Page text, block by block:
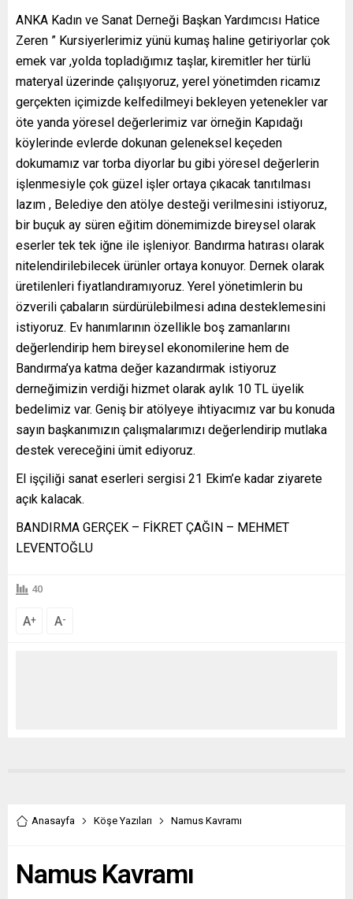
ANKA Kadın ve Sanat Derneği Başkan Yardımcısı Hatice
Zeren ” Kursiyerlerimiz yünü kumaş haline getiriyorlar çok
emek var ,yolda topladığımız taşlar, kiremitler her türlü
materyal üzerinde çalışıyoruz, yerel yönetimden ricamız
gerçekten içimizde kelfedilmeyi bekleyen yetenekler var
öte yanda yöresel değerlerimiz var örneğin Kapıdağı
köylerinde evlerde dokunan geleneksel keçeden
dokumamız var torba diyorlar bu gibi yöresel değerlerin
işlenmesiyle çok güzel işler ortaya çıkacak tanıtılması
lazım , Belediye den atölye desteği verilmesini istiyoruz,
bir buçuk ay süren eğitim dönemimizde bireysel olarak
eserler tek tek iğne ile işleniyor. Bandırma hatırası olarak
nitelendirilebilecek ürünler ortaya konuyor. Dernek olarak
üretilenleri fiyatlandıramıyoruz. Yerel yönetimlerin bu
özverili çabaların sürdürülebilmesi adına desteklemesini
istiyoruz. Ev hanımlarının özellikle boş zamanlarını
değerlendirip hem bireysel ekonomilerine hem de
Bandırma’ya katma değer kazandırmak istiyoruz
derneğimizin verdiği hizmet olarak aylık 10 TL üyelik
bedelimiz var. Geniş bir atölyeye ihtiyacımız var bu konuda
sayın başkanımızın çalışmalarımızı değerlendirip mutlaka
destek vereceğini ümit ediyoruz.
El işçiliği sanat eserleri sergisi 21 Ekim’e kadar ziyarete
açık kalacak.
BANDIRMA GERÇEK – FİKRET ÇAĞIN – MEHMET
LEVENTOĞLU
40
A+ A-
Anasayfa Köşe Yazıları Namus Kavramı
Namus Kavramı